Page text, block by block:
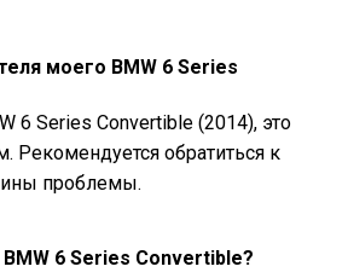
моего BMW 6 Series
6 Series Convertible (2014), это
Рекомендуется обратиться к
проблемы.
6 Series Convertible?